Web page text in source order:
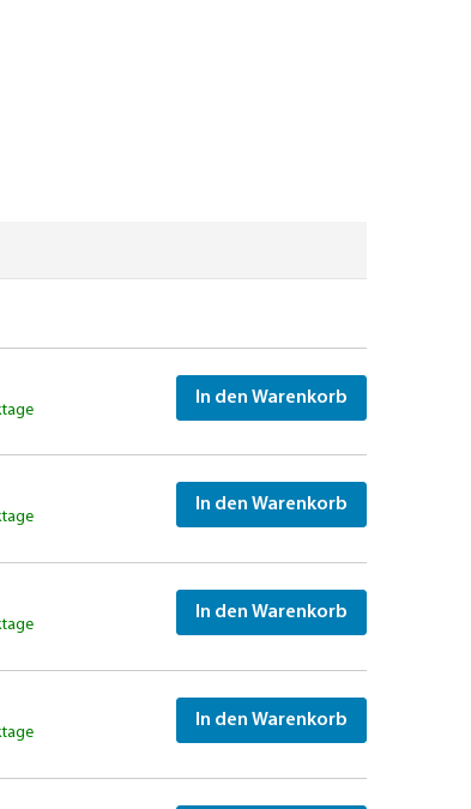
In den Warenkorb
In den Warenkorb
In den Warenkorb
In den Warenkorb